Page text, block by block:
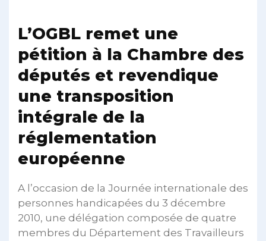
L’OGBL remet une
pétition à la Chambre des
députés et revendique
une transposition
intégrale de la
réglementation
européenne
A l’occasion de la Journée internationale des
personnes handicapées du 3 décembre
2010, une délégation composée de quatre
membres du Département des Travailleurs